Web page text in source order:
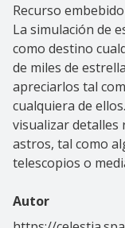
Recurso embebido
La simulación de
como destino
de miles de
apreciarlos tal
cualquiera de
visualizar detalles
astros, tal como
telescopios o
Autor